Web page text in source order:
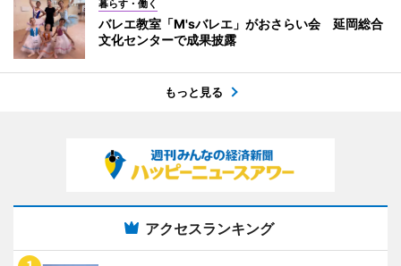
暮らす・働く
バレエ教室「M'sバレエ」がおさらい会 延岡総合
文化センターで成果披露
もっと見る
アクセスランキング